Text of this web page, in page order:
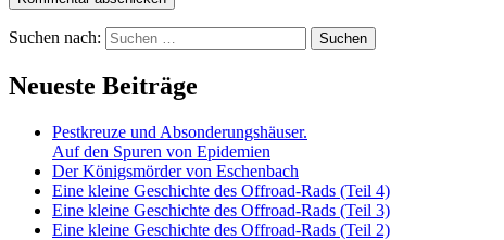
Suchen nach:
Neueste Beiträge
Pestkreuze und Absonderungshäuser.
Auf den Spuren von Epidemien
Der Königsmörder von Eschenbach
Eine kleine Geschichte des Offroad-Rads (Teil 4)
Eine kleine Geschichte des Offroad-Rads (Teil 3)
Eine kleine Geschichte des Offroad-Rads (Teil 2)